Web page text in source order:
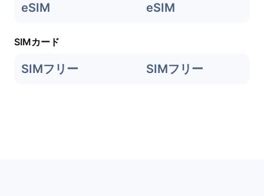
eSIM
eSIM
SIMカード
SIMフリー SIMフリー